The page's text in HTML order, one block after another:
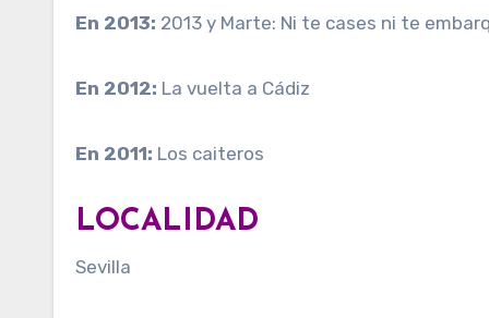
En 2013: 2013 y Marte: Ni te cases ni te
En 2012: La vuelta a Cádiz
En 2011: Los caiteros
LOCALIDAD
Sevilla